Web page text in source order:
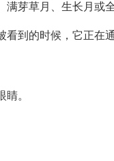
芽草月、生长月或全
到的时候，它正在
。